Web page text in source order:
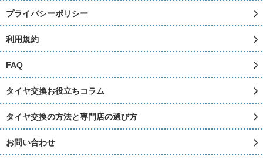
プライバシーポリシー
利用規約
FAQ
タイヤ交換お役立ちコラム
タイヤ交換の方法と専門店の選び方
お問い合わせ